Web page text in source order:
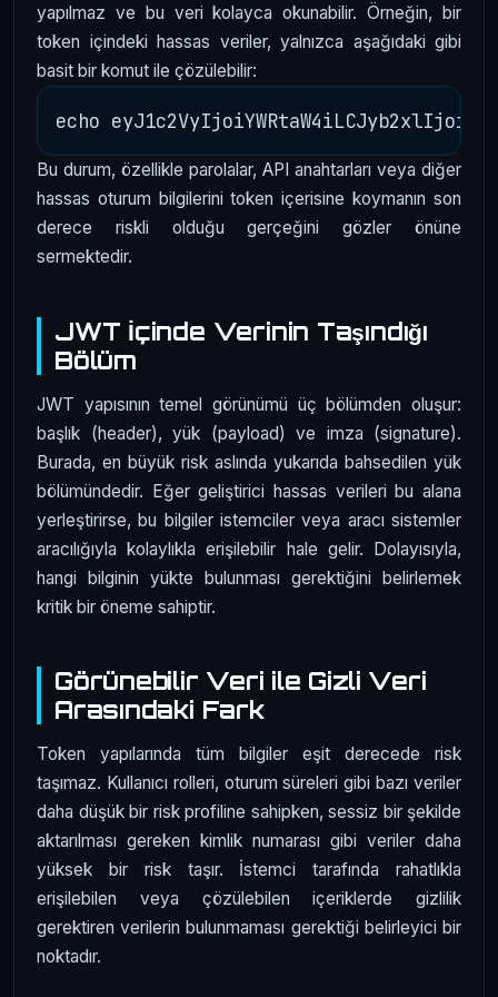
yapılmaz ve bu veri kolayca okunabilir. Örneğin, bir
token içindeki hassas veriler, yalnızca aşağıdaki gibi
basit bir komut ile çözülebilir:
Bu durum, özellikle parolalar, API anahtarları veya diğer
hassas oturum bilgilerini token içerisine koymanın son
derece riskli olduğu gerçeğini gözler önüne
sermektedir.
JWT İçinde Verinin Taşındığı
Bölüm
JWT yapısının temel görünümü üç bölümden oluşur:
başlık (header), yük (payload) ve imza (signature).
Burada, en büyük risk aslında yukarıda bahsedilen yük
bölümündedir. Eğer geliştirici hassas verileri bu alana
yerleştirirse, bu bilgiler istemciler veya aracı sistemler
aracılığıyla kolaylıkla erişilebilir hale gelir. Dolayısıyla,
hangi bilginin yükte bulunması gerektiğini belirlemek
kritik bir öneme sahiptir.
Görünebilir Veri ile Gizli Veri
Arasındaki Fark
Token yapılarında tüm bilgiler eşit derecede risk
taşımaz. Kullanıcı rolleri, oturum süreleri gibi bazı veriler
daha düşük bir risk profiline sahipken, sessiz bir şekilde
aktarılması gereken kimlik numarası gibi veriler daha
yüksek bir risk taşır. İstemci tarafında rahatlıkla
erişilebilen veya çözülebilen içeriklerde gizlilik
gerektiren verilerin bulunmaması gerektiği belirleyici bir
noktadır.